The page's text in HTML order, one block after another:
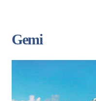
Gemi